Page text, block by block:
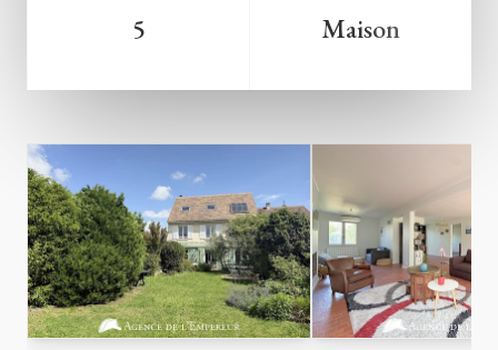
5 Maison